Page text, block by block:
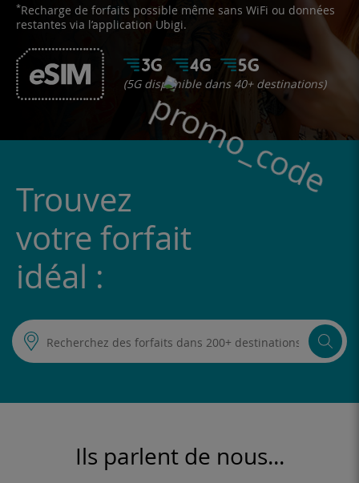
*Recharge de forfaits possible même sans WiFi ou données
restantes via l’application Ubigi.
(5G disponible dans 40+ destinations)
Trouvez
votre forfait
idéal :
Ils parlent de nous...